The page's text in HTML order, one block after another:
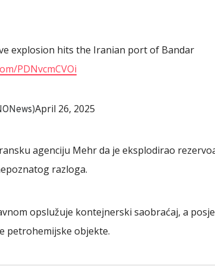
explosion hits the Iranian port of Bandar
PDNvcmCVOi
April 26, 2025
agenciju Mehr da je eksplodirao
razloga.
opslužuje kontejnerski saobraćaj, a
petrohemijske objekte.